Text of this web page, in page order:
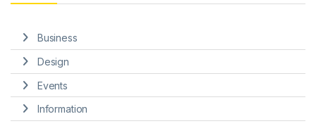
Business
Design
Events
Information